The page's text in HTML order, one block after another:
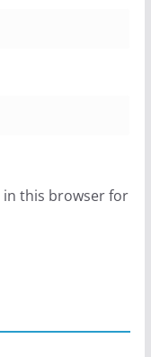
in this browser for